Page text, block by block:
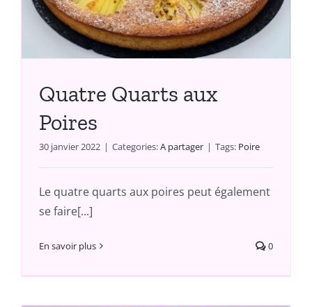
Quatre Quarts aux
Poires
30 janvier 2022 | Categories:A partager | Tags: Poire
Le quatre quarts aux poires peut également
se faire[...]
En savoir plus 0